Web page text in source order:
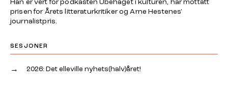
Han er vert for podkasten Ubehaget i kulturen , har mottatt
prisen for Årets litteraturkritiker og Arne Hestenes'
journalistpris.
SESJONER
→ 2026: Det elleville nyhets(halv)året!